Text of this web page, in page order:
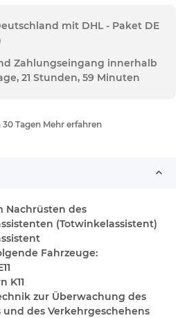
mit DHL - Paket DE
Zahlungseingang innerhalb
21 Stunden, 59 Minuten
30 Tagen Mehr erfahren
Nachrüsten des
(Totwinkelassistent)
Fahrzeuge:
K11
zur Überwachung des
des Verkehrgeschehens